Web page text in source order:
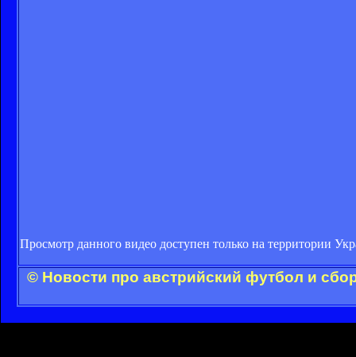
Просмотр данного видео доступен только на территории
© Новости про австрийский футбол и